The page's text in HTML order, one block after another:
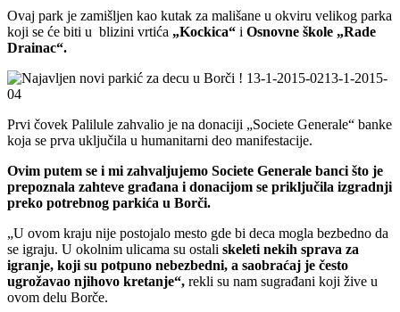
Ovaj park je zamišljen kao kutak za mališane u okviru velikog parka
koji se će biti u blizini vrtića „Kockica“ i Osnovne škole „Rade
Drainac“.
Prvi čovek Palilule zahvalio je na donaciji „Societe Generale“ banke
koja se prva uključila u humanitarni deo manifestacije.
Ovim putem se i mi zahvaljujemo Societe Generale banci što je
prepoznala zahteve građana i donacijom se priključila izgradnji
preko potrebnog parkića u Borči.
„U ovom kraju nije postojalo mesto gde bi deca mogla bezbedno da
se igraju. U okolnim ulicama su ostali skeleti nekih sprava za
igranje, koji su potpuno nebezbedni, a saobraćaj je često
ugrožavao njihovo kretanje“, rekli su nam sugrađani koji žive u
ovom delu Borče.